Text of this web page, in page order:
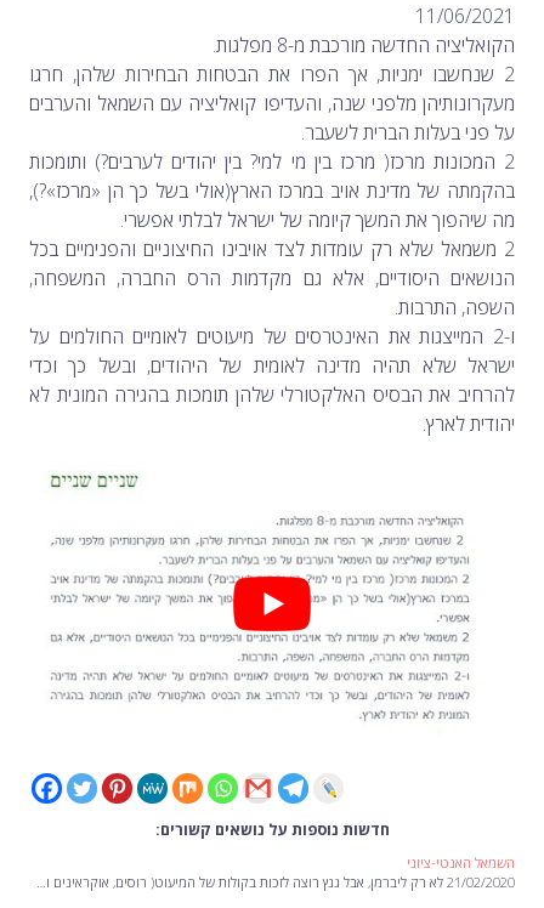
מיכאל בן ארי על פרשת השבוע ...
הונאה עצמית דמוגרפית...-- 13/03/2026
איראן והערבים
מיכאל בן ארי על פרשת השבוע ת... -- 06/03/2026
מיכאל בן ארי על דילמת המנהיגות....
מיכאל בן ארי על פרשת הת... -- 27/02/2026
מיכאל בן ארי על פרשת הת...
מיכאל בן ארי על פרשת הת...-- 13/02/2026
מיכאל בן ארי על פרשת השבוע ת...
חלקם של היהודים הולך ופוחת....
מיכאל בן ארי על פרשת השבוע ת...-- 30/01/2026
11/06/2021
הקואליציה החדשה מורכבת מ-8 מפלגות.
2 שנחשבו ימניות, אך הפרו את הבטחות הבחירות שלהן, חרגו
מעקרונותיהן מלפני שנה, והעדיפו קואליציה עם השמאל והערבים
על פני בעלות הברית לשעבר.
2 המכונות מרכז( מרכז בין מי למי? בין יהודים לערבים?) ותומכות
בהקמתה של מדינת אויב במרכז הארץ(אולי בשל כך הן «מרכז»?),
מה שיהפוך את המשך קיומה של ישראל לבלתי אפשרי.
2 משמאל שלא רק עומדות לצד אויבינו החיצוניים והפנימיים בכל
הנושאים היסודיים, אלא גם מקדמות הרס החברה, המשפחה,
השפה, התרבות.
ו-2 המייצגות את האינטרסים של מיעוטים לאומיים החולמים על
ישראל שלא תהיה מדינה לאומית של היהודים, ובשל כך וכדי
להרחיב את הבסיס האלקטורלי שלהן תומכות בהגירה המונית לא
יהודית לארץ.
חדשות נוספות על נושאים קשורים:
השמאל האנטי-ציוני
21/02/2020 לא רק ליברמן, אבל גנץ רוצה לזכות בקולות של המיעוט( רוסים, אוקראינים ו…